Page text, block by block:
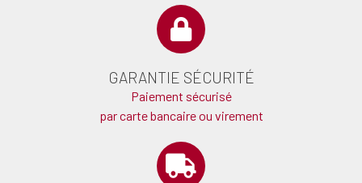
GARANTIE SÉCURITÉ
Paiement sécurisé
par carte bancaire ou virement